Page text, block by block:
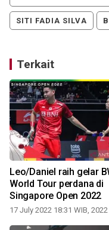
SITI FADIA SILVA
Terkait
Leo/Daniel raih gelar
World Tour perdana di
Singapore Open 2022
17 July 2022 18:31 WIB, 2022